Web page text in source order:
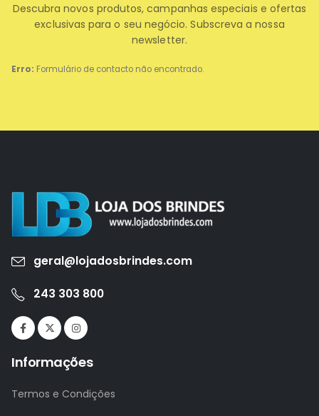
Erro: Formulário de contacto não encontrado.
Descubra novos produtos, campanhas especiais e ofertas
exclusivas para o seu negócio. Subscreva a nossa
newsletter.
geral@lojadosbrindes.com
243 303 800
Informações
Termos e Condições